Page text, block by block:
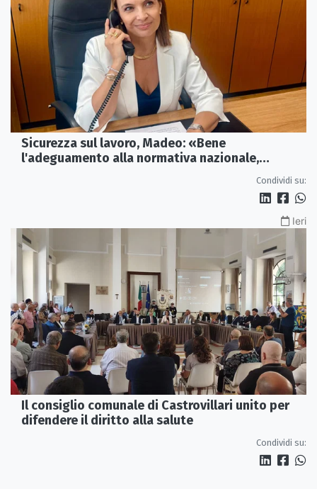
Sicurezza sul lavoro, Madeo: «Bene
l'adeguamento alla normativa nazionale,
Condividi su:
Ieri
Il consiglio comunale di Castrovillari unito per
difendere il diritto alla salute
Condividi su: